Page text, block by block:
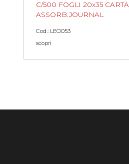
C/500 FOGLI 20x35 CARTA
ASSORB.JOURNAL
Cod.: LEO053
scopri